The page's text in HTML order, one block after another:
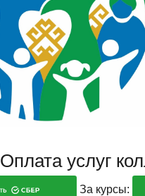
Оплата услуг
За курсы: